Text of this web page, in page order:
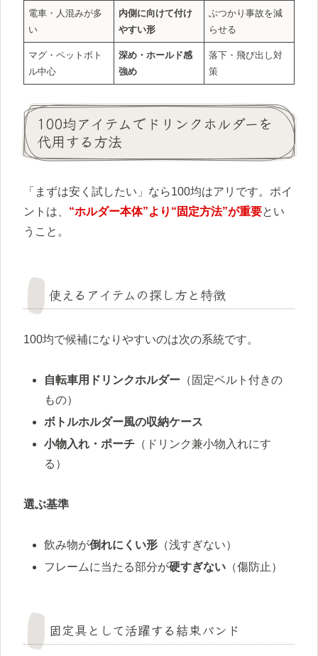
電車・人混みが多
い
内側に向けて付け
やすい形
ぶつかり事故を減
らせる
マグ・ペットボト
ル中心
深め・ホールド感
強め
落下・飛び出し対
策
100均アイテムでドリンクホルダーを
代用する方法
「まずは安く試したい」なら100均はアリです。ポイ
ントは、 “ホルダー本体”より“固定方法”が重要とい
うこと。
使えるアイテムの探し方と特徴
100均で候補になりやすいのは次の系統です。
自転車用ドリンクホルダー （固定ベルト付きの
もの）
ボトルホルダー風の収納ケース
小物入れ・ポーチ （ドリンク兼小物入れにす
る）
選ぶ基準
飲み物が倒れにくい形 （浅すぎない）
フレームに当たる部分が硬すぎない （傷防止）
固定具として活躍する結束バンド